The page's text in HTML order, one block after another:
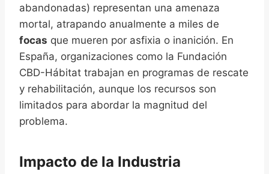
abandonadas) representan una amenaza
mortal, atrapando anualmente a miles de
focas que mueren por asfixia o inanición. En
España, organizaciones como la Fundación
CBD-Hábitat trabajan en programas de rescate
y rehabilitación, aunque los recursos son
limitados para abordar la magnitud del
problema.
Impacto de la Industria